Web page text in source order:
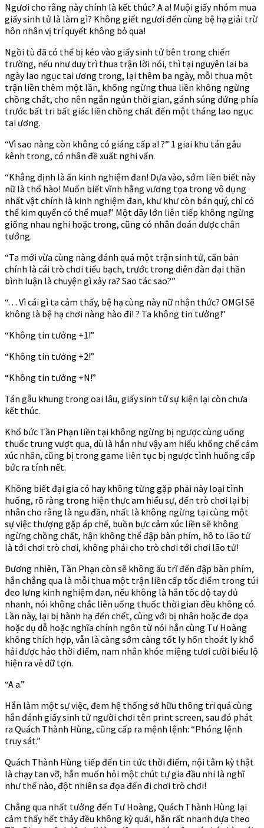
Ngươi cho rằng này chính là kết thúc? A a! Muội giấy nhóm mua
giấy sinh tử là làm gì? Không giết ngươi đến cùng bệ hạ giải trừ
hôn nhân vị trí quyết không bỏ qua!
Ngồi tù đã có thể bị kéo vào giấy sinh tử bên trong chiến
trường, nếu như duy trì thua trận lời nói, thì tại nguyên lai ba
ngày lao ngục tai ương trong, lại thêm ba ngày, mỗi thua một
trận liền thêm một lần, không ngừng thua liền không ngừng
chồng chất, cho nên ngắn ngủn thời gian, gánh súng đứng phía
trước bất tri bất giác liền chồng chất đến một tháng lao ngục
tai ương.
“Vì sao nàng còn không có giáng cấp a! ?” 1 giai khu tán gẫu
kênh trong, có nhân đề xuất nghi vấn.
“Khẳng định là ăn kinh nghiệm đan! Dựa vào, sớm liền biết này
nữ là thổ hào! Muốn biết vĩnh hằng vương tọa trong vô dụng
nhất vật chính là kinh nghiệm đan, khư khư còn bán quý, chỉ có
thể kim quyển có thể mua!” Một dãy lớn liên tiếp không ngừng
giống nhau nghi hoặc trong, cũng có nhân đoán được chân
tướng.
“Ta mới vừa cùng nàng đánh quá một trận sinh tử, căn bản
chính là cái trò chơi tiểu bạch, trước trong diễn đàn đại thần
bình luận là chuyện gì xảy ra? Sao tác sao?”
“. . . Vì cái gì ta cảm thấy, bệ hạ cùng này nữ nhận thức? OMG! Sẽ
không là bệ hạ chơi nàng hào đi! ? Ta không tin tưởng!”
“Không tin tưởng +1!”
“Không tin tưởng +2!”
“Không tin tưởng +N!”
Tán gẫu khung trong oai lâu, giấy sinh tử sự kiện lại còn chưa
kết thúc.
Khổ bức Tần Phạn liền tại không ngừng bị ngược cùng uống
thuốc trung vượt qua, dù là hắn như vậy am hiểu khống chế cảm
xúc nhân, cũng bị trong game liên tục bị ngược tình huống cấp
bức ra tính nết.
Không biết đại gia có hay không từng gặp phải này loại tình
huống, rõ ràng trong hiện thực am hiểu sự, đến trò chơi lại bị
nhân cho rằng là ngu đần, nhất là không ngừng tại cùng một
sự việc thượng gặp áp chế, buồn bực cảm xúc liền sẽ không
ngừng chồng chất, hận không thể đập bàn phím, hô to lão tử
là tới chơi trò chơi, không phải cho trò chơi tới chơi lão tử!
Đương nhiên, Tần Phạn còn sẽ không ấu trĩ đến đập bàn phím,
hắn chẳng qua là mỗi thua một trận liền cấp tốc điểm trong túi
đeo lưng kinh nghiệm đan, nếu không là hắn tốc độ tay đủ
nhanh, nói không chắc liên uống thuốc thời gian đều không có.
Lần này, lại bị hành hạ đến chết, cùng với bị nhân hoặc đe dọa
hoặc dụ dỗ hoặc nghĩa chính ngôn từ nói hắn cùng Tư Hoàng
không thích hợp, vẫn là càng sớm càng tốt ly hôn thoát ly khổ
hải được hảo thời điểm, nam nhân khóe miệng tươi cười biểu lộ
hiện ra vẻ dữ tợn.
“A a.”
Hắn làm một sự việc, đem hệ thống sở hữu thông tri quá cùng
hắn đánh giấy sinh tử người chơi tên print screen, sau đó phát
ra Quách Thành Hùng, cũng cấp ra mệnh lệnh: “Phóng lệnh
truy sát.”
Quách Thành Hùng tiếp đến tin tức thời điểm, nội tâm kỳ thật
là chạy tan vỡ, hắn muốn hỏi một chút tự gia đầu nhi là nghĩ
như thế nào, đột nhiên sa đọa đến đi chơi trò chơi!
Chẳng qua nhất tưởng đến Tư Hoàng, Quách Thành Hùng lại
cảm thấy hết thảy đều không kỳ quái, hắn rất nhanh dựa theo